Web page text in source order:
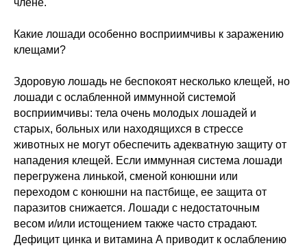
члене.
Какие лошади особенно восприимчивы к заражению
клещами?
Здоровую лошадь не беспокоят несколько клещей, но
лошади с ослабленной иммунной системой
восприимчивы: тела очень молодых лошадей и
старых, больных или находящихся в стрессе
животных не могут обеспечить адекватную защиту от
нападения клещей. Если иммунная система лошади
перегружена линькой, сменой конюшни или
переходом с конюшни на пастбище, ее защита от
паразитов снижается. Лошади с недостаточным
весом и/или истощением также часто страдают.
Дефицит цинка и витамина А приводит к ослаблению